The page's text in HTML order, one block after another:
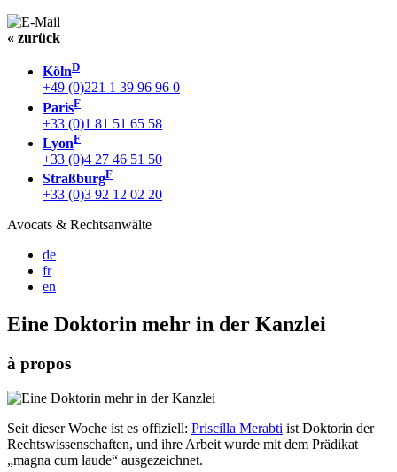
« zurück
KölnD
+49 (0)221 1 39 96 96 0
ParisF
+33 (0)1 81 51 65 58
LyonF
+33 (0)4 27 46 51 50
StraßburgF
+33 (0)3 92 12 02 20
Avocats & Rechtsanwälte
de
fr
en
Eine Doktorin mehr in der Kanzlei
à propos
Seit dieser Woche ist es offiziell: Priscilla Merabti ist Doktorin der
Rechtswissenschaften, und ihre Arbeit wurde mit dem Prädikat
„magna cum laude“ ausgezeichnet.